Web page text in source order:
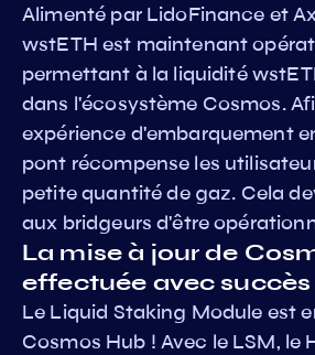
Alimenté par LidoFinance et
wstETH est maintenant
permettant à la liquidité
dans l'écosystème Cosmos.
expérience d'embarquement
pont récompense les
petite quantité de gaz. Cela
aux bridgeurs d'être
La mise à jour de
effectuée avec
Le Liquid Staking Module est
Cosmos Hub ! Avec le LSM, le